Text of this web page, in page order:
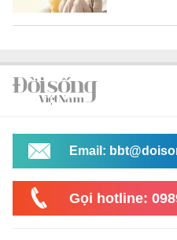
Email:
Gọi hotline: